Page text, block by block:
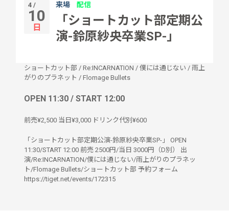
4 /
10
日
来場 配信
「ショートカット部定期公
演-鈴原紗央卒業SP-」
ショートカット部 / Re:INCARNATION / 僕には通じない / 雨上
がりのプラネット / Flomage Bullets
OPEN 11:30 / START 12:00
前売¥2,500 当日¥3,000 ドリンク代別¥600
「ショートカット部定期公演-鈴原紗央卒業SP-」 OPEN
11:30/START 12:00 前売 2500円/当日 3000円（D別） 出
演/Re:INCARNATION/僕には通じない/雨上がりのプラネッ
ト/Flomage Bullets/ショートカット部 予約フォーム
https://tiget.net/events/172315